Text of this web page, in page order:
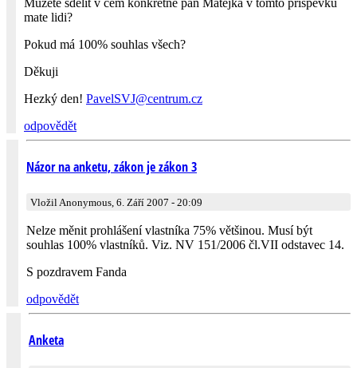
Můžete sdělit v čem konkrétně pan Matějka v tomto příspěvku
mate lidi?
Pokud má 100% souhlas všech?
Děkuji
Hezký den! PavelSVJ@centrum­.cz
odpovědět
Názor na anketu, zákon je zákon 3
Vložil Anonymous, 6. Září 2007 - 20:09
Nelze měnit prohlášení vlastníka 75% většinou. Musí být
souhlas 100% vlastníků. Viz. NV 151/2006 čl.VII odstavec 14.
S pozdravem Fanda
odpovědět
Anketa